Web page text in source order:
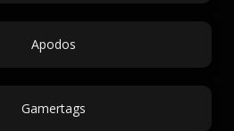
Apodos
Gamertags